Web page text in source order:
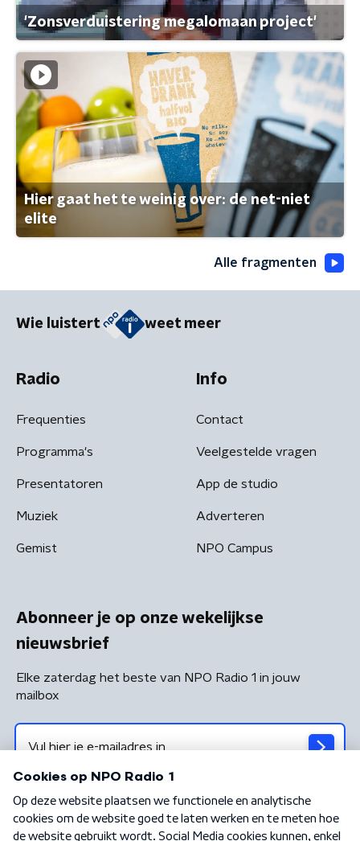
'Zonsverduistering megalomaan project'
Hier gaat het te weinig over: de net-niet
elite
Alle fragmenten
Wie luistert weet meer
Radio
Frequenties
Programma's
Presentatoren
Muziek
Gemist
Info
Contact
Veelgestelde vragen
App de studio
Adverteren
NPO Campus
Abonneer je op onze wekelijkse
nieuwsbrief
Elke zaterdag het beste van NPO Radio 1 in jouw
mailbox